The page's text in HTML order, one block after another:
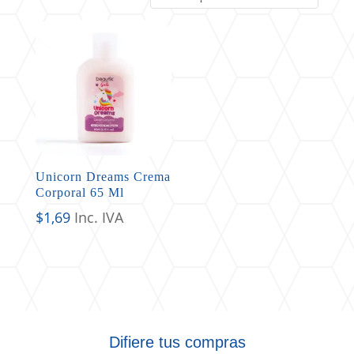
Unicorn Dreams Crema
Corporal 65 Ml
$1,69 Inc. IVA
Difiere tus compras